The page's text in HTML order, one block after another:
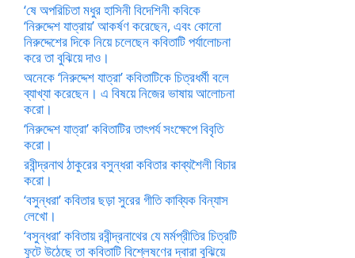
‘ষে অপরিচিতা মধুর হাসিনী বিদেশিনী কবিকে
‘নিরুদ্দেশ যাত্রায়’ আকর্ষণ করেছেন, এবং কোনো
নিরুদ্দেশের দিকে নিয়ে চলেছেন কবিতাটি পর্যালোচনা
করে তা বুঝিয়ে দাও।
অনেকে ‘নিরুদ্দেশ যাত্রা’ কবিতাটিকে চিত্রধর্মী বলে
ব্যাখ্যা করেছেন। এ বিষয়ে নিজের ভাষায় আলোচনা
করো।
‘নিরুদ্দেশ যাত্রা’ কবিতাটির তাৎপর্য সংক্ষেপে বিবৃতি
করো।
রবীন্দ্রনাথ ঠাকুরের বসুন্ধরা কবিতার কাব্যশৈলী বিচার
করো।
‘বসুন্ধরা’ কবিতার ছড়া সুরের গীতি কাব্যিক বিন্যাস
লেখো।
‘বসুন্ধরা’ কবিতায় রবীন্দ্রনাথের যে মর্মপ্রীতির চিত্রটি
ফুটে উঠেছে তা কবিতাটি বিশ্লেষণের দ্বারা বুঝিয়ে